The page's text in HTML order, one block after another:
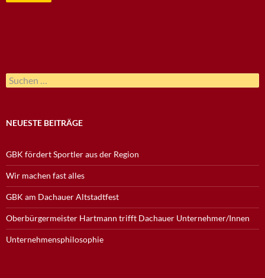
Suchen
nach:
NEUESTE BEITRÄGE
GBK fördert Sportler aus der Region
Wir machen fast alles
GBK am Dachauer Altstadtfest
Oberbürgermeister Hartmann trifft Dachauer Unternehmer/Innen
Unternehmensphilosophie